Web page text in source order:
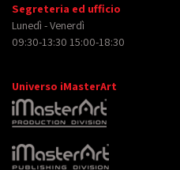
Segreteria ed ufficio
Lunedì - Venerdì
09:30-13:30 15:00-18:30
Universo iMasterArt